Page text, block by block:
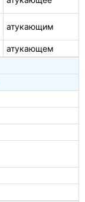
атукающим
атукающем